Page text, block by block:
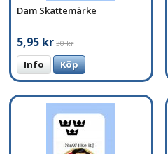
Dam Skattemärke
5,95 kr 30 kr
Info Köp